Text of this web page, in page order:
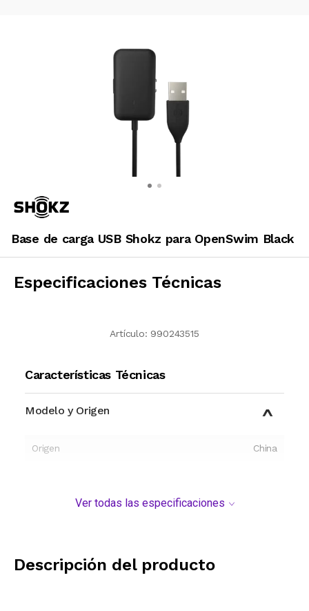
Base de carga USB Shokz para OpenSwim Black
Especificaciones Técnicas
Artículo: 990243515
Características Técnicas
Modelo y Origen
Origen China
Ver todas las especificaciones
Descripción del producto